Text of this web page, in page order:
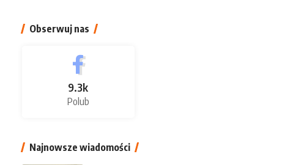
Obserwuj nas
9.3k
Polub
Najnowsze wiadomości